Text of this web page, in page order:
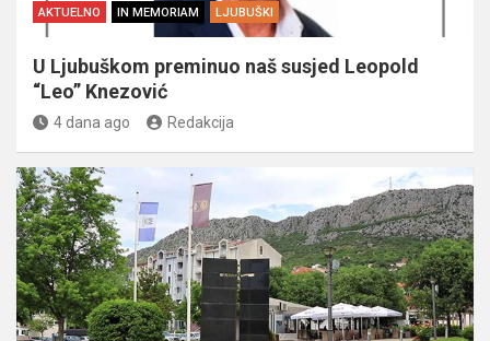
AKTUELNO IN MEMORIAM LJUBUŠKI
U Ljubuškom preminuo naš susjed Leopold
“Leo” Knezović
4 dana ago Redakcija